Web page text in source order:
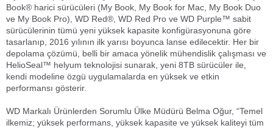
Book® harici sürücüleri (My Book, My Book for Mac, My Book Duo
ve My Book Pro), WD Red®, WD Red Pro ve WD Purple™ sabit
sürücülerinin tümü yeni yüksek kapasite konfigürasyonuna göre
tasarlanıp, 2016 yılının ilk yarısı boyunca lanse edilecektir. Her bir
depolama çözümü, belli bir amaca yönelik mühendislik çalışması ve
HelioSeal™ helyum teknolojisi sunarak, yeni 8TB sürücüler ile,
kendi modeline özgü uygulamalarda en yüksek ve etkin
performansı gösterir.
WD Markalı Ürünlerden Sorumlu Ülke Müdürü Belma Oğur, “Temel
ilkemiz; yüksek performans, yüksek kapasite ve yüksek kaliteyi tüm